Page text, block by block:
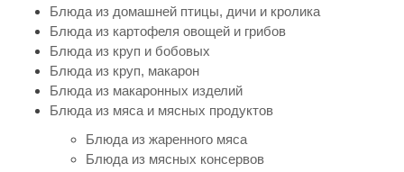
Блюда из домашней птицы, дичи и кролика
Блюда из картофеля овощей и грибов
Блюда из круп и бобовых
Блюда из круп, макарон
Блюда из макаронных изделий
Блюда из мяса и мясных продуктов
Блюда из жаренного мяса
Блюда из мясных консервов